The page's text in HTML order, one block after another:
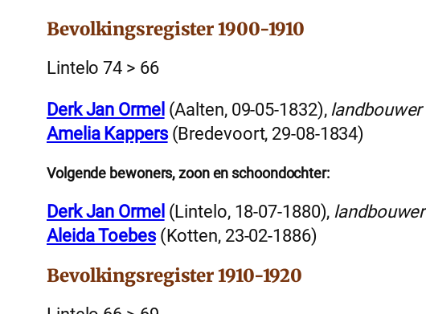
Bevolkingsregister 1900-1910
Lintelo 74 > 66
Derk Jan Ormel (Aalten, 09-05-1832), landbouwer
Amelia Kappers(Bredevoort, 29-08-1834)
Volgende bewoners, zoon en schoondochter:
Derk Jan Ormel (Lintelo, 18-07-1880), landbouwer
Aleida Toebes(Kotten, 23-02-1886)
Bevolkingsregister 1910-1920